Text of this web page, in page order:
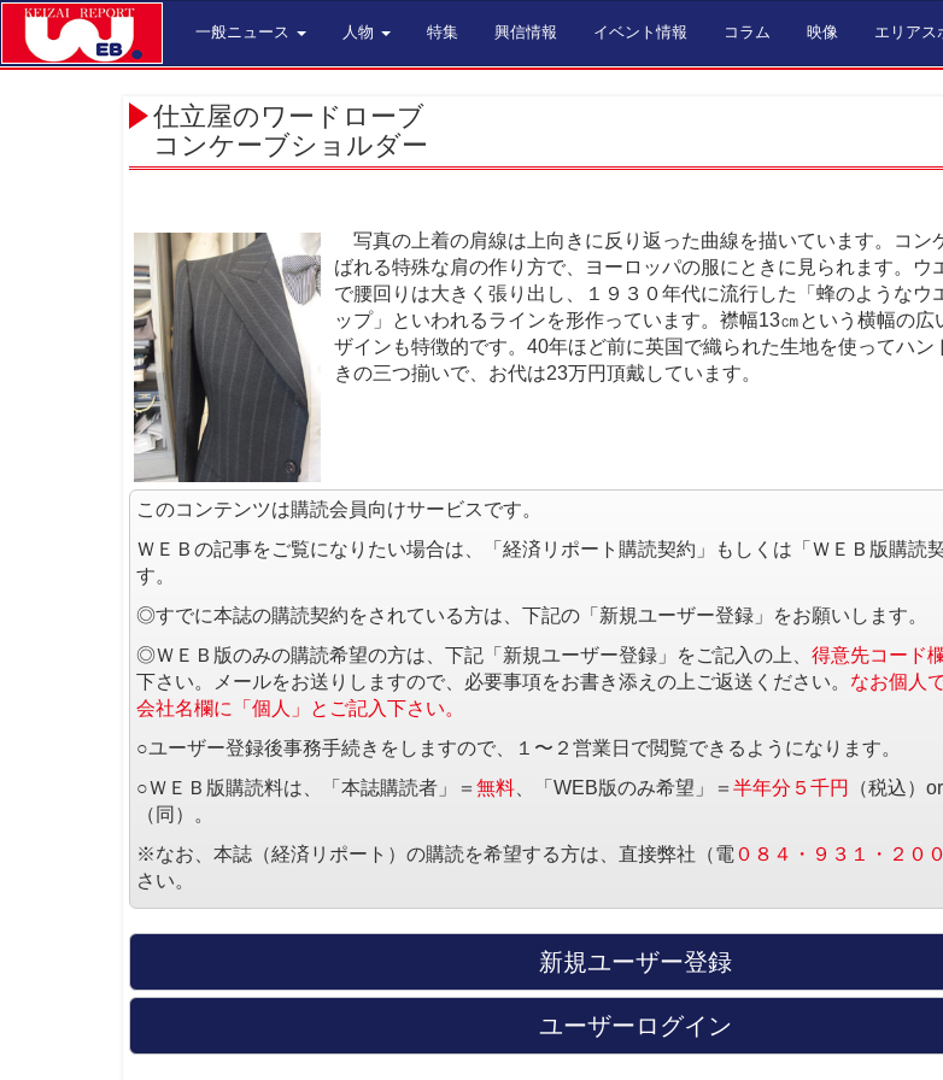
一般ニュース 人物 特集 興信情報 イベント情報 コラム 映像 エリアス
仕立屋のワードローブ
コンケーブショルダー
写真の上着の肩線は上向きに反り返った曲線を描いています。コン
ばれる特殊な肩の作り方で、ヨーロッパの服にときに見られます。ウ
で腰回りは大きく張り出し、１９３０年代に流行した「蜂のようなウ
ップ」といわれるラインを形作っています。襟幅13㎝という横幅の広
ザインも特徴的です。40年ほど前に英国で織られた生地を使ってハン
きの三つ揃いで、お代は23万円頂戴しています。
このコンテンツは購読会員向けサービスです。
ＷＥＢの記事をご覧になりたい場合は、「経済リポート購読契約」もしくは「ＷＥＢ版購読
す。
◎すでに本誌の購読契約をされている方は、下記の「新規ユーザー登録」をお願いします。
◎ＷＥＢ版のみの購読希望の方は、下記「新規ユーザー登録」をご記入の上、 得意先コード
下さい。メールをお送りしますので、必要事項をお書き添えの上ご返送ください。 なお個人
会社名欄に「個人」とご記入下さい。
○ユーザー登録後事務手続きをしますので、１〜２営業日で閲覧できるようになります。
○ＷＥＢ版購読料は、「本誌購読者」＝ 無料 、「WEB版のみ希望」＝ 半年分５千円 （税込）or
（同）。
※なお、本誌（経済リポート）の購読を希望する方は、直接弊社（電 ０８４・９３１・２０
さい。
新規ユーザー登録
ユーザーログイン